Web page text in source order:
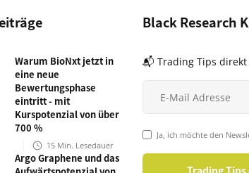
Warum BioNxt jetzt in
eine neue
Bewertungsphase
eintritt - mit
Kurspotenzial von über
700 %
15 Min. Lesedauer
Argo Graphene und das
Black Research
📬 Trading Tips
Ja, ich möchte den